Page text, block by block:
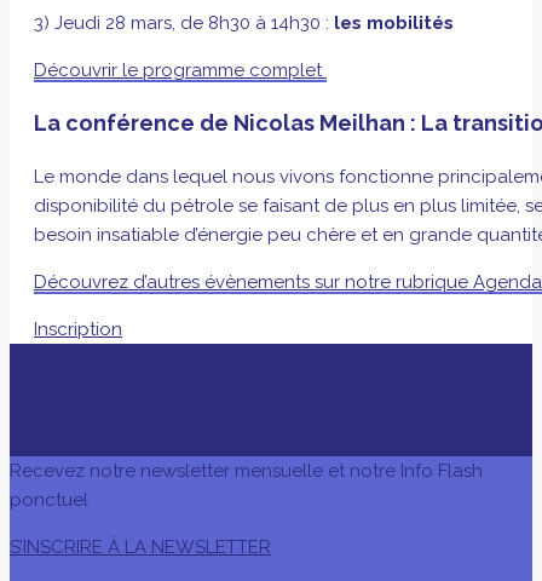
3) Jeudi 28 mars, de 8h30 à 14h30 : les mobilités
Découvrir le programme complet
La conférence de Nicolas Meilhan : La
Le monde dans lequel nous vivons fonctionne
disponibilité du pétrole se faisant de plus en plus limitée,
besoin insatiable d’énergie peu chère et en grande
Découvrez d’autres évènements sur notre rubrique
Inscription
Recevez notre newsletter mensuelle et notre Info Flash
ponctuel
S’INSCRIRE À LA NEWSLETTER